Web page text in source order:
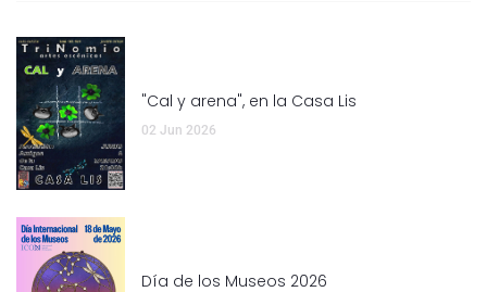
"Cal y arena", en la Casa Lis
02 Jun 2026
Día de los Museos 2026